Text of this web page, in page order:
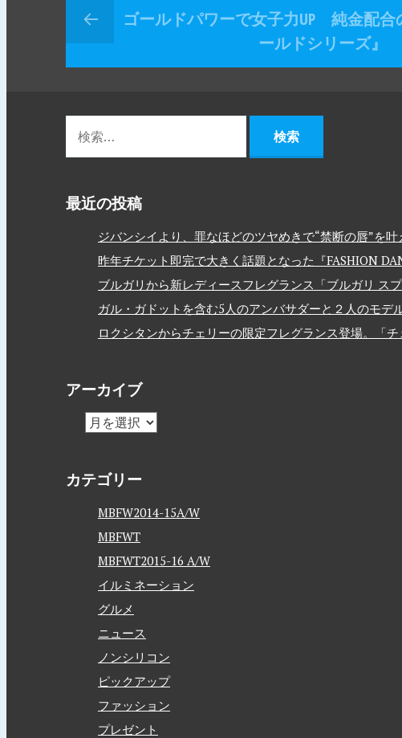
ゴールドパワーで女子力UP 純金配合
ールドシリーズ』
最近の投稿
ジバンシイより、罪なほどのツヤめきで“禁断の唇”を
昨年チケット即完で大きく話題となった『FASHION
ブルガリから新レディースフレグランス「ブルガリ ス
ガル・ガドットを含む5人のアンバサダーと２人のモデ
ロクシタンからチェリーの限定フレグランス登場。「
アーカイブ
カテゴリー
MBFW2014-15A/W
MBFWT
MBFWT2015-16 A/W
イルミネーション
グルメ
ニュース
ノンシリコン
ピックアップ
ファッション
プレゼント